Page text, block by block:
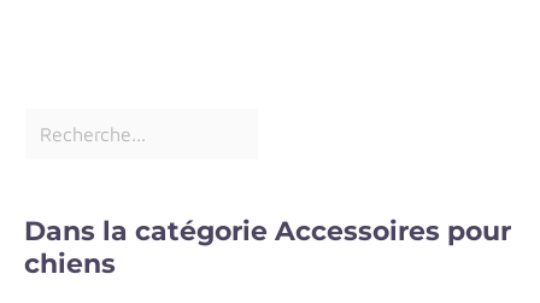
Dans la catégorie Accessoires pour
chiens